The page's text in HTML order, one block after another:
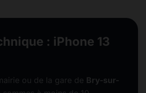
: iPhone 13
ou de la gare de Bry-sur-